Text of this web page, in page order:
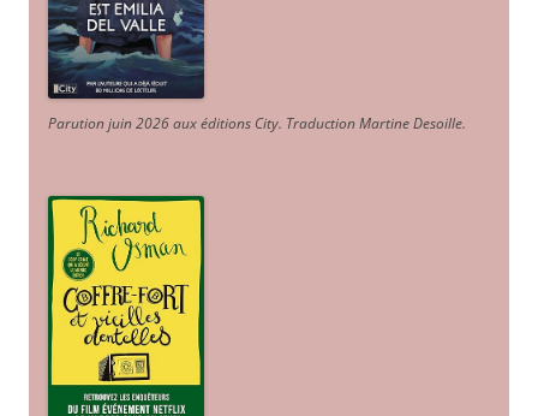
Parution juin 2026 aux éditions City. Traduction Martine Desoille.